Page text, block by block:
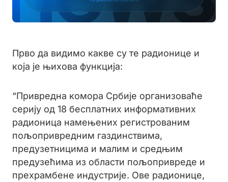
Прво да видимо какве су те радионице и
која је њихова функција:
“Привредна комора Србије организоваће
серију од 18 бесплатних информативних
радионица намењених регистрованим
пољопривредним газдинствима,
предузетницима и малим и средњим
предузећима из области пољопривреде и
прехрамбене индустрије. Ове радионице,